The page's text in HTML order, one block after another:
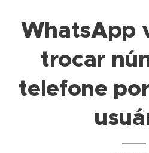
WhatsApp
trocar
telefone